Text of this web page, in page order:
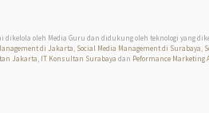
dikelola oleh Media Guru dan didukung oleh teknologi yang
di Jakarta Social Media Management di Surabaya
Jakarta IT Konsultan Surabaya dan Peformance Marketing